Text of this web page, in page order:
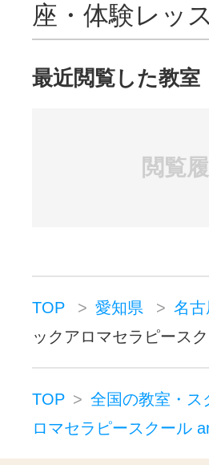
座・体験レッ
最近閲覧した教室
閲覧
TOP 愛知県 名
ックアロマセラピース
TOP 全国の教室・ス
ロマセラピースクール